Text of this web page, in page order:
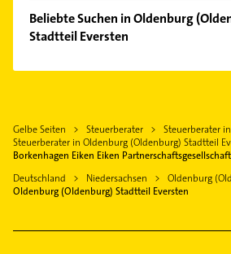
Etzhorn
Kreyenbrück
Ohmstede
Osternburg
Tweelbäke
Rastede
Bad Zwischenahn
Berne
Großenkneten
Bösel Oldenburg
Klempner
Gasinstallateur
Elektro Reparatur
Putzfrau
Physikalische Therapie
Beliebte Suchen in Oldenburg
Stadtteil Eversten
Sanitärinstallation
Elektroinstallation
Elektriker
Elektro Reparatur
Gelbe Seiten Steuerberater
Steuerberater
Steuerberater in Oldenburg (Oldenburg) Stadtteil
Borkenhagen Eiken Eiken
Deutschland
Niedersachsen
Oldenburg
Oldenburg (Oldenburg) Stadtteil Eversten